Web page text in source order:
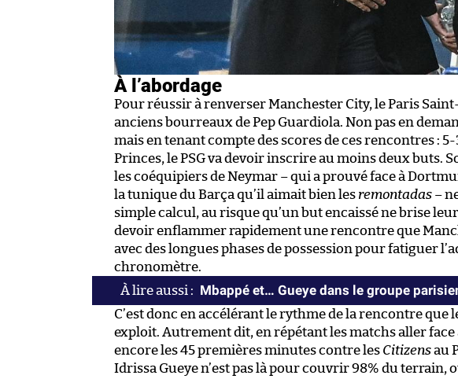
À l’abordage
Pour réussir à renverser Manchester City, le Paris
anciens bourreaux de Pep Guardiola. Non pas en
mais en tenant compte des scores de ces rencontres : 5-
Princes, le PSG va devoir inscrire au moins deux buts.
les coéquipiers de Neymar – qui a prouvé face à
la tunique du Barça qu’il aimait bien les remontadas –
simple calcul, au risque qu’un but encaissé ne brise
devoir enflammer rapidement une rencontre que
avec des longues phases de possession pour fatiguer
chronomètre.
Mbappé et… Gueye dans le groupe
C’est donc en accélérant le rythme de la rencontre que
exploit. Autrement dit, en répétant les matchs aller face
encore les 45 premières minutes contre les Citizensau
Idrissa Gueye n’est pas là pour couvrir 98% du terrain,